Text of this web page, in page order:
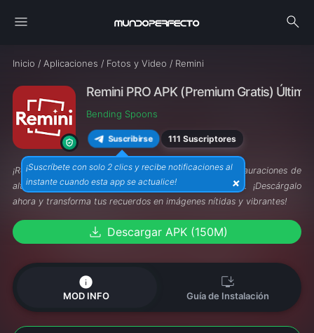
menu search
Inicio / Aplicaciones / Fotos y Video / Remini
Remini PRO APK (Premium Gratis)
Bending Spoons
Suscribirse 111 Suscriptores
¡Suscríbete con solo 2 clics y recibe notificaciones al
instante cuando esta app se actualice!
×
¡Revive tus fotos conRemini PRO APK! Disfruta de restauraciones de
alta calidad, sin anuncios y mejoras impresionantes. ¡Descárgalo
ahora y transforma tus recuerdos en imágenes nítidas y vibrantes!
download Descargar APK (150M)
info
MOD INFO
install_desktop
Guía de Instalación